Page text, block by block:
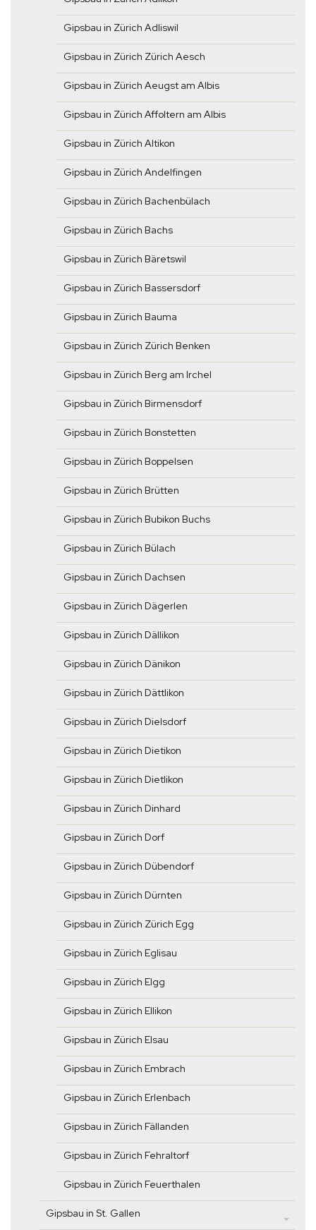
Gipsbau in Zürich Adliswil
Gipsbau in Zürich Zürich Aesch
Gipsbau in Zürich Aeugst am Albis
Gipsbau in Zürich Affoltern am Albis
Gipsbau in Zürich Altikon
Gipsbau in Zürich Andelfingen
Gipsbau in Zürich Bachenbülach
Gipsbau in Zürich Bachs
Gipsbau in Zürich Bäretswil
Gipsbau in Zürich Bassersdorf
Gipsbau in Zürich Bauma
Gipsbau in Zürich Zürich Benken
Gipsbau in Zürich Berg am Irchel
Gipsbau in Zürich Birmensdorf
Gipsbau in Zürich Bonstetten
Gipsbau in Zürich Boppelsen
Gipsbau in Zürich Brütten
Gipsbau in Zürich Bubikon Buchs
Gipsbau in Zürich Bülach
Gipsbau in Zürich Dachsen
Gipsbau in Zürich Dägerlen
Gipsbau in Zürich Dällikon
Gipsbau in Zürich Dänikon
Gipsbau in Zürich Dättlikon
Gipsbau in Zürich Dielsdorf
Gipsbau in Zürich Dietikon
Gipsbau in Zürich Dietlikon
Gipsbau in Zürich Dinhard
Gipsbau in Zürich Dorf
Gipsbau in Zürich Dübendorf
Gipsbau in Zürich Dürnten
Gipsbau in Zürich Zürich Egg
Gipsbau in Zürich Eglisau
Gipsbau in Zürich Elgg
Gipsbau in Zürich Ellikon
Gipsbau in Zürich Elsau
Gipsbau in Zürich Embrach
Gipsbau in Zürich Erlenbach
Gipsbau in Zürich Fällanden
Gipsbau in Zürich Fehraltorf
Gipsbau in Zürich Feuerthalen
Gipsbau in St. Gallen